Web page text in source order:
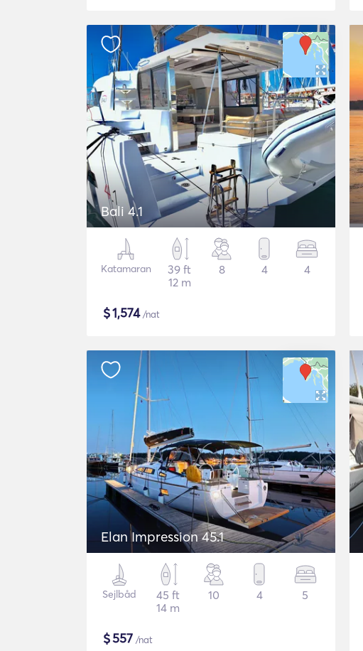
Bali 4.1
Katamaran
39 ft
12 m
8 4 4
$1,574/nat
Elan Impression 45.1
Sejlbåd
45 ft
14 m
10 4 5
$557 /nat